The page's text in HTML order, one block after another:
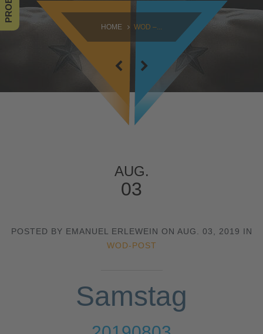
10:30 - 14:00
HOME WOD –...
AUG.
03
POSTED BY EMANUEL ERLEWEIN ON AUG. 03, 2019 IN
WOD-POST
Samstag